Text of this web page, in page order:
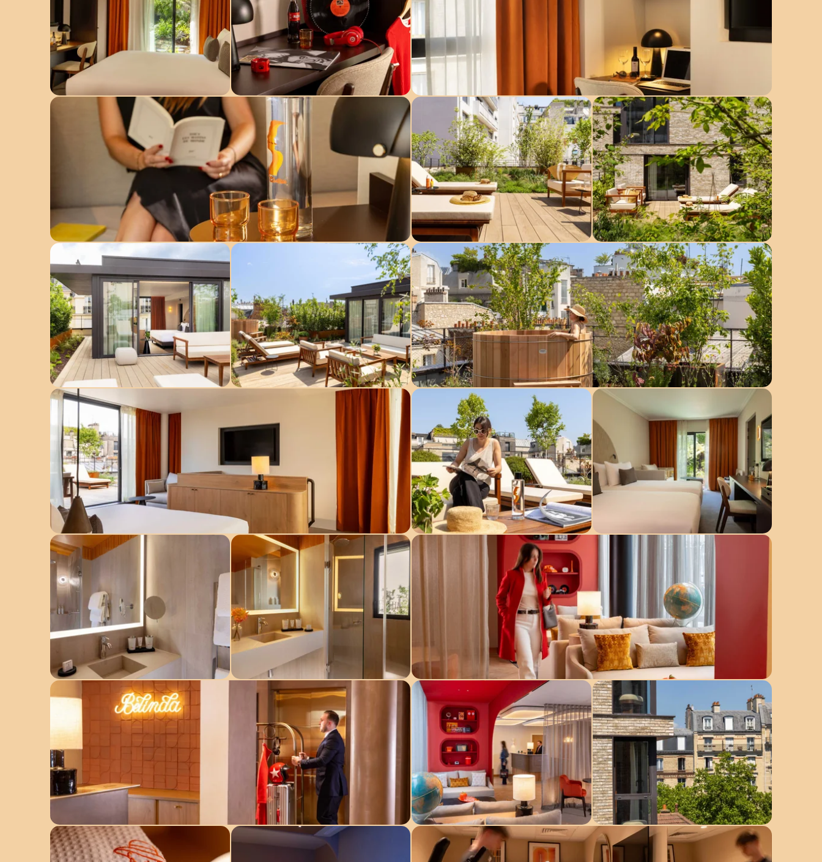
Inicio
Habitaciones
Espacio de relajación
Spa by Sothys™
Restaurant Clodette
ES
Français
English
Deutsch
Español
Réserver
73 Rue Boileau,
75016 Paris,
France
+33 1 85 09 01 04
reception@belindahotel.com
Barrio
Ofertas
Galería
Contacto y acceso
Privatización